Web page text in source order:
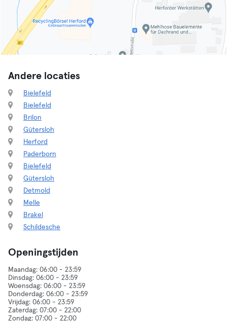
Andere locaties
Bielefeld
Bielefeld
Brilon
Gütersloh
Herford
Paderborn
Bielefeld
Gütersloh
Detmold
Melle
Brakel
Schildesche
Openingstijden
Maandag: 06:00 - 23:59
Dinsdag: 06:00 - 23:59
Woensdag: 06:00 - 23:59
Donderdag: 06:00 - 23:59
Vrijdag: 06:00 - 23:59
Zaterdag: 07:00 - 22:00